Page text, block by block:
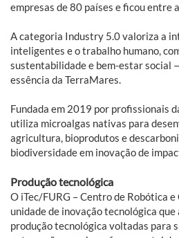
empresas de 80 países e ficou entre
A categoria Industry 5.0 valoriza a
inteligentes e o trabalho humano,
sustentabilidade e bem-estar social
essência da TerraMares.
Fundada em 2019 por profissionais
utiliza microalgas nativas para
agricultura, bioprodutos e
biodiversidade em inovação de
Produção tecnológica
O iTec/FURG – Centro de Robótica e
unidade de inovação tecnológica
produção tecnológica voltadas para